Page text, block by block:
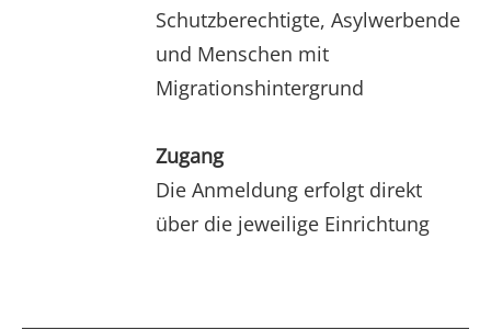
Schutzberechtigte, Asylwerbende
und Menschen mit
Migrationshintergrund
Zugang
Die Anmeldung erfolgt direkt
über die jeweilige Einrichtung